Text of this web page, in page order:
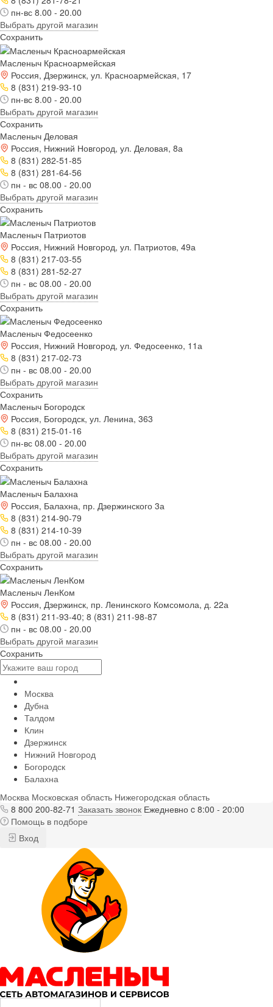
пн-вс 8.00 - 20.00
Выбрать другой магазин
Сохранить
Масленыч Красноармейская
Россия, Дзержинск, ул. Красноармейская, 17
8 (831) 219-93-10
пн-вс 8.00 - 20.00
Выбрать другой магазин
Сохранить
Масленыч Деловая
Россия, Нижний Новгород, ул. Деловая, 8а
8 (831) 282-51-85
8 (831) 281-64-56
пн - вс 08.00 - 20.00
Выбрать другой магазин
Сохранить
Масленыч Патриотов
Россия, Нижний Новгород, ул. Патриотов, 49а
8 (831) 217-03-55
8 (831) 281-52-27
пн - вс 08.00 - 20.00
Выбрать другой магазин
Сохранить
Масленыч Федосеенко
Россия, Нижний Новгород, ул. Федосеенко, 11а
8 (831) 217-02-73
пн - вс 08.00 - 20.00
Выбрать другой магазин
Сохранить
Масленыч Богородск
Россия, Богородск, ул. Ленина, 363
8 (831) 215-01-16
пн-вс 08.00 - 20.00
Выбрать другой магазин
Сохранить
Масленыч Балахна
Россия, Балахна, пр. Дзержинского 3а
8 (831) 214-90-79
8 (831) 214-10-39
пн - вс 08.00 - 20.00
Выбрать другой магазин
Сохранить
Масленыч ЛенКом
Россия, Дзержинск, пр. Ленинского Комсомола, д. 22а
8 (831) 211-93-40; 8 (831) 211-98-87
пн - вс 08.00 - 20.00
Выбрать другой магазин
Сохранить
Москва
Дубна
Талдом
Клин
Дзержинск
Нижний Новгород
Богородск
Балахна
Москва Московская область Нижегородская область
8 800 200-82-71 Заказать звонок Ежедневно c 8:00 - 20:00
Помощь в подборе
Вход